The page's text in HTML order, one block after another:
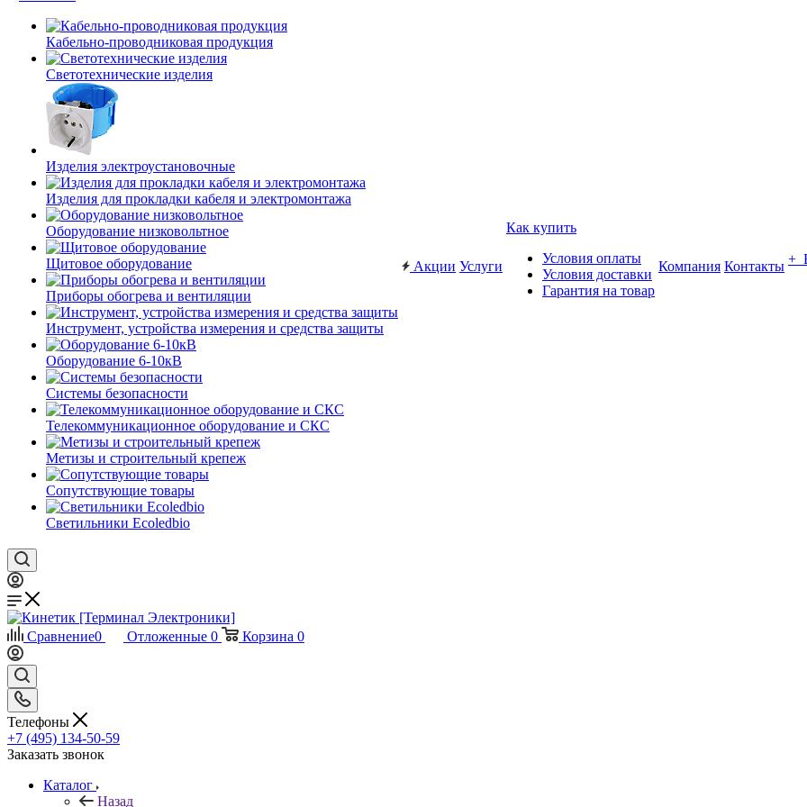
Кабельно-проводниковая продукция
Светотехнические изделия
Изделия электроустановочные
Изделия для прокладки кабеля и электромонтажа
Оборудование низковольтное
Щитовое оборудование
Приборы обогрева и вентиляции
Инструмент, устройства измерения и средства защиты
Оборудование 6-10кВ
Системы безопасности
Телекоммуникационное оборудование и СКС
Метизы и строительный крепеж
Сопутствующие товары
Светильники Ecoledbio
Акции Услуги
Как купить
Условия оплаты
Условия доставки
Гарантия на товар
Компания Контакты +
Сравнение0 Отложенные 0 Корзина 0
Телефоны
+7 (495) 134-50-59
Заказать звонок
Каталог
Назад